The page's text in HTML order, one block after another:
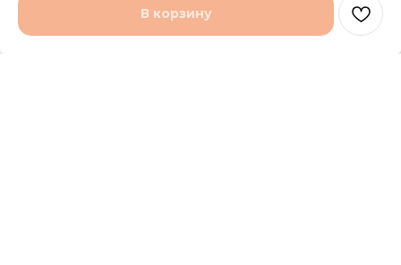
В корзину